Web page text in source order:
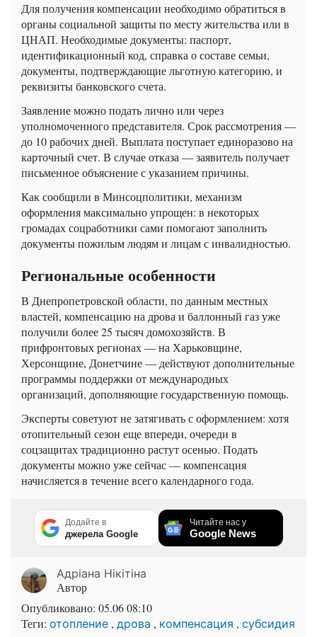
Для получения компенсации необходимо обратиться в
органы социальной защиты по месту жительства или в
ЦНАП. Необходимые документы: паспорт,
идентификационный код, справка о составе семьи,
документы, подтверждающие льготную категорию, и
реквизиты банковского счета.
Заявление можно подать лично или через
уполномоченного представителя. Срок рассмотрения —
до 10 рабочих дней. Выплата поступает единоразово на
карточный счет. В случае отказа — заявитель получает
письменное объяснение с указанием причины.
Как сообщили в Минсоцполитики, механизм
оформления максимально упрощен: в некоторых
громадах соцработники сами помогают заполнить
документы пожилым людям и лицам с инвалидностью.
Региональные особенности
В Днепропетровской области, по данным местных
властей, компенсацию на дрова и баллонный газ уже
получили более 25 тысяч домохозяйств. В
прифронтовых регионах — на Харьковщине,
Херсонщине, Донетчине — действуют дополнительные
программы поддержки от международных
организаций, дополняющие государственную помощь.
Эксперты советуют не затягивать с оформлением: хотя
отопительный сезон еще впереди, очереди в
соцзащитах традиционно растут осенью. Подать
документы можно уже сейчас — компенсация
начисляется в течение всего календарного года.
Додайте в
джерела Google
Читайте нас у
Google News
Адріана Нікітіна
Автор
Опубликовано: 05.06 08:10
Теги: отопление , дрова , компенсация , субсидия